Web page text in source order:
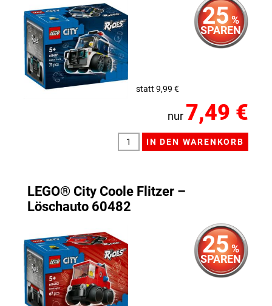
25 %
SPAREN
statt 9,99 €
nur 7,49 €
LEGO® City Coole Flitzer –
Löschauto 60482
25 %
SPAREN